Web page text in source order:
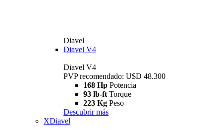
Diavel
Diavel V4
Diavel V4
PVP recomendado: U$D 48.300
168 Hp Potencia
93 lb-ft Torque
223 Kg Peso
Descubrir más
XDiavel